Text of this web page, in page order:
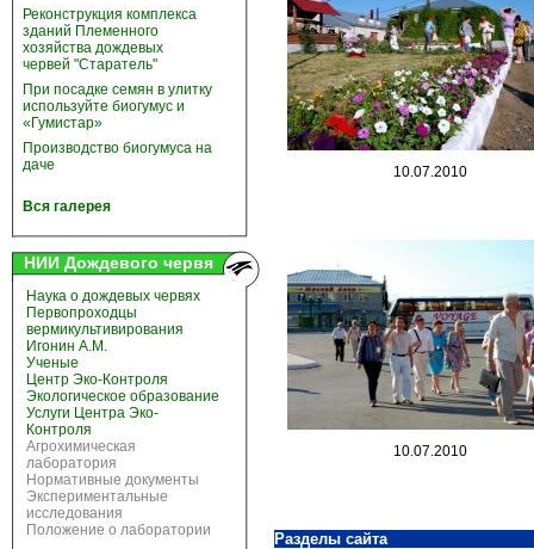
Реконструкция комплекса
зданий Племенного
хозяйства дождевых
червей "Старатель"
При посадке семян в улитку
используйте биогумус и
«Гумистар»
Производство биогумуса на
даче
Вся галерея
НИИ Дождевого червя
Наука о дождевых червях
Первопроходцы
вермикультивирования
Игонин А.М.
Ученые
Центр Эко-Контроля
Экологическое образование
Услуги Центра Эко-
Контроля
Агрохимическая
лаборатория
Нормативные документы
Экспериментальные
исследования
Положение о лаборатории
10.07.2010
10.07.2010
Разделы сайта